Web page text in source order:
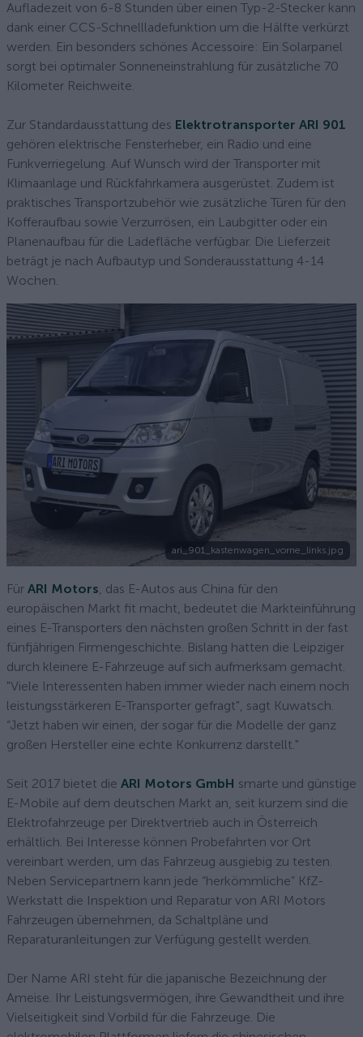
Aufladezeit von 6-8 Stunden über einen Typ-2-Stecker kann
dank einer CCS-Schnellladefunktion um die Hälfte verkürzt
werden. Ein besonders schönes Accessoire: Ein Solarpanel
sorgt bei optimaler Sonneneinstrahlung für zusätzliche 70
Kilometer Reichweite.
Zur Standardausstattung des Elektrotransporter ARI 901
gehören elektrische Fensterheber, ein Radio und eine
Funkverriegelung. Auf Wunsch wird der Transporter mit
Klimaanlage und Rückfahrkamera ausgerüstet. Zudem ist
praktisches Transportzubehör wie zusätzliche Türen für den
Kofferaufbau sowie Verzurrösen, ein Laubgitter oder ein
Planenaufbau für die Ladefläche verfügbar. Die Lieferzeit
beträgt je nach Aufbautyp und Sonderausstattung 4-14
Wochen.
ari_901_kastenwagen_vorne_links.jpg
Für ARI Motors, das E-Autos aus China für den
europäischen Markt fit macht, bedeutet die Markteinführung
eines E-Transporters den nächsten großen Schritt in der fast
fünfjährigen Firmengeschichte. Bislang hatten die Leipziger
durch kleinere E-Fahrzeuge auf sich aufmerksam gemacht.
"Viele Interessenten haben immer wieder nach einem noch
leistungsstärkeren E-Transporter gefragt", sagt Kuwatsch.
“Jetzt haben wir einen, der sogar für die Modelle der ganz
großen Hersteller eine echte Konkurrenz darstellt."
Seit 2017 bietet die ARI Motors GmbH smarte und günstige
E-Mobile auf dem deutschen Markt an, seit kurzem sind die
Elektrofahrzeuge per Direktvertrieb auch in Österreich
erhältlich. Bei Interesse können Probefahrten vor Ort
vereinbart werden, um das Fahrzeug ausgiebig zu testen.
Neben Servicepartnern kann jede “herkömmliche” KfZ-
Werkstatt die Inspektion und Reparatur von ARI Motors
Fahrzeugen übernehmen, da Schaltpläne und
Reparaturanleitungen zur Verfügung gestellt werden.
Der Name ARI steht für die japanische Bezeichnung der
Ameise. Ihr Leistungsvermögen, ihre Gewandtheit und ihre
Vielseitigkeit sind Vorbild für die Fahrzeuge. Die